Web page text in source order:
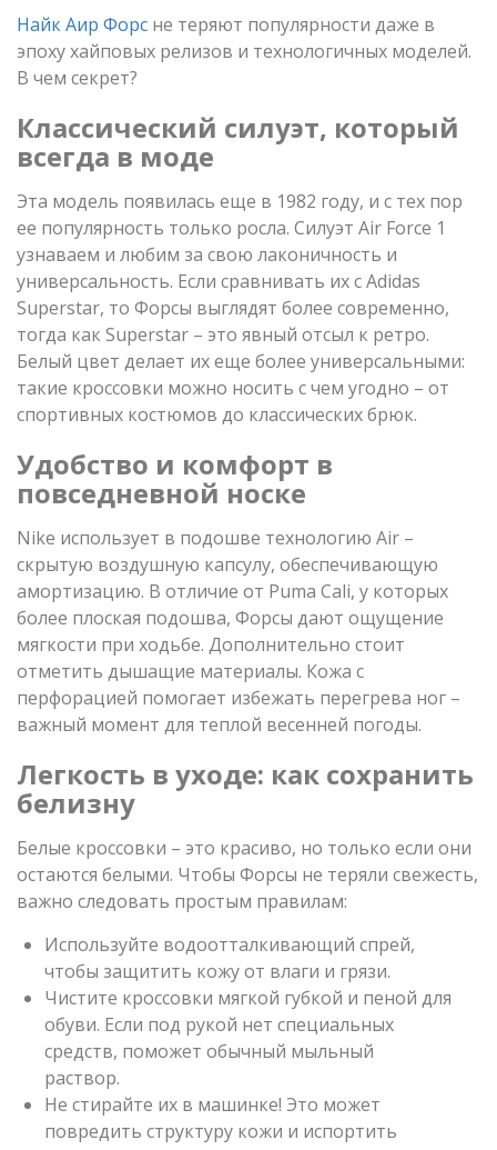
Найк Аир Форс не теряют популярности даже в
эпоху хайповых релизов и технологичных моделей.
В чем секрет?
Классический силуэт, который
всегда в моде
Эта модель появилась еще в 1982 году, и с тех пор
ее популярность только росла. Силуэт Air Force 1
узнаваем и любим за свою лаконичность и
универсальность. Если сравнивать их с Adidas
Superstar, то Форсы выглядят более современно,
тогда как Superstar – это явный отсыл к ретро.
Белый цвет делает их еще более универсальными:
такие кроссовки можно носить с чем угодно – от
спортивных костюмов до классических брюк.
Удобство и комфорт в
повседневной носке
Nike использует в подошве технологию Air –
скрытую воздушную капсулу, обеспечивающую
амортизацию. В отличие от Puma Cali, у которых
более плоская подошва, Форсы дают ощущение
мягкости при ходьбе. Дополнительно стоит
отметить дышащие материалы. Кожа с
перфорацией помогает избежать перегрева ног –
важный момент для теплой весенней погоды.
Легкость в уходе: как сохранить
белизну
Белые кроссовки – это красиво, но только если они
остаются белыми. Чтобы Форсы не теряли свежесть,
важно следовать простым правилам:
Используйте водоотталкивающий спрей,
чтобы защитить кожу от влаги и грязи.
Чистите кроссовки мягкой губкой и пеной для
обуви. Если под рукой нет специальных
средств, поможет обычный мыльный
раствор.
Не стирайте их в машинке! Это может
повредить структуру кожи и испортить